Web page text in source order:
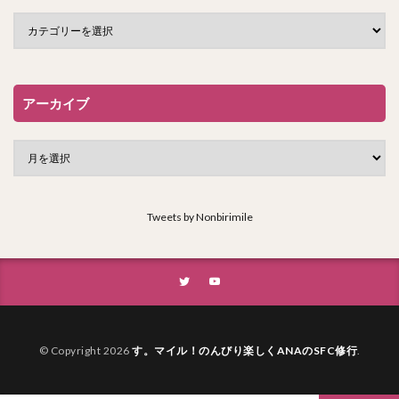
アーカイブ
Tweets by Nonbirimile
© Copyright 2026 す。マイル！のんびり楽しくANAのSFC修行.